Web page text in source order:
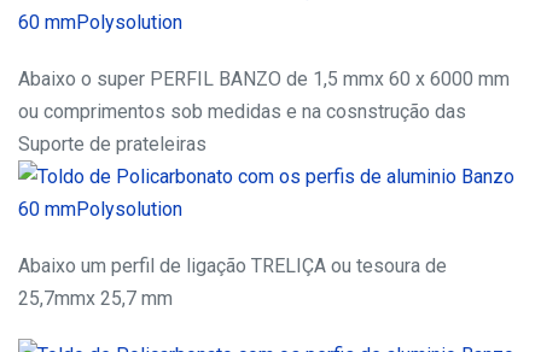
Abaixo o super PERFIL BANZO de 1,5 mmx 60 x 6000 mm
ou comprimentos sob medidas e na cosnstrução das
Suporte de prateleiras
Abaixo um perfil de ligação TRELIÇA ou tesoura de
25,7mmx 25,7 mm